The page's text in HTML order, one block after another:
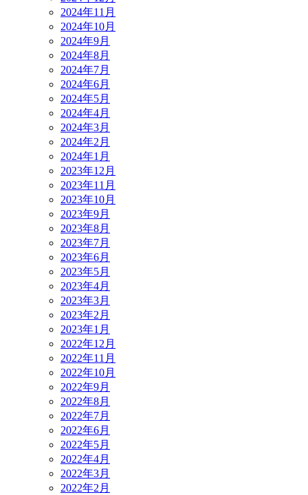
2024年11月
2024年10月
2024年9月
2024年8月
2024年7月
2024年6月
2024年5月
2024年4月
2024年3月
2024年2月
2024年1月
2023年12月
2023年11月
2023年10月
2023年9月
2023年8月
2023年7月
2023年6月
2023年5月
2023年4月
2023年3月
2023年2月
2023年1月
2022年12月
2022年11月
2022年10月
2022年9月
2022年8月
2022年7月
2022年6月
2022年5月
2022年4月
2022年3月
2022年2月